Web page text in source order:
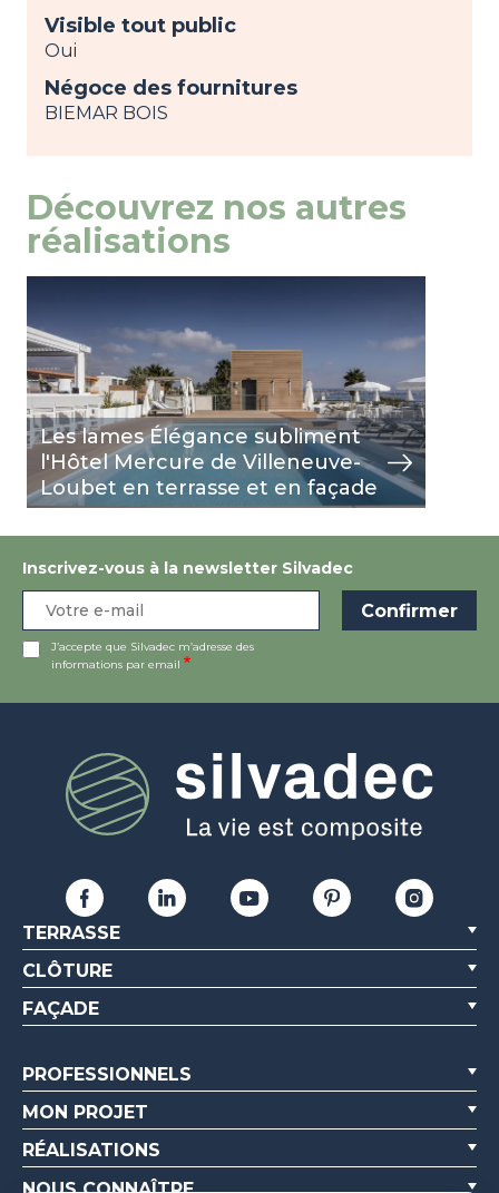
Visible tout public
Oui
Négoce des fournitures
BIEMAR BOIS
Découvrez nos autres
réalisations
Les lames Élégance subliment
l'Hôtel Mercure de Villeneuve-
Loubet en terrasse et en façade
Inscrivez-vous à la newsletter Silvadec
J’accepte que Silvadec m’adresse des
informations par email
TERRASSE
CLÔTURE
FAÇADE
PROFESSIONNELS
MON PROJET
RÉALISATIONS
NOUS CONNAÎTRE